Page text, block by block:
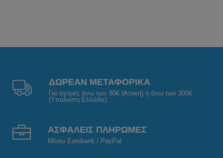
ΔΩΡΕΑΝ ΜΕΤΑΦΟΡΙΚΑ
Για αγορές άνω των 80€ (Αττική) ή άνω των 300€
(Υπόλοιπη Ελλάδα).
ΑΣΦΑΛΕΙΣ ΠΛΗΡΩΜΕΣ
Μέσω Eurobank / PayPal